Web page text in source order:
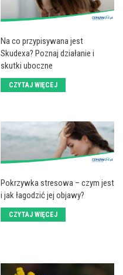
Na co przypisywana jest
Skudexa? Poznaj działanie i
skutki uboczne
CZYTAJ WIĘCEJ
Pokrzywka stresowa – czym jest
i jak łagodzić jej objawy?
CZYTAJ WIĘCEJ